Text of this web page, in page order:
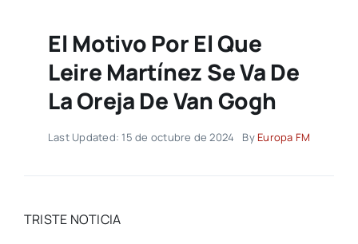
El Motivo Por El Que
Leire Martínez Se Va De
La Oreja De Van Gogh
Last Updated: 15 de octubre de 2024 By Europa FM
TRISTE NOTICIA